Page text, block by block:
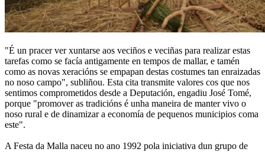
"É un pracer ver xuntarse aos veciños e veciñas para realizar estas
tarefas como se facía antigamente en tempos de mallar, e tamén
como as novas xeracións se empapan destas costumes tan enraizadas
no noso campo", subliñou. Esta cita transmite valores cos que nos
sentimos comprometidos desde a Deputación, engadiu José Tomé,
porque "promover as tradicións é unha maneira de manter vivo o
noso rural e de dinamizar a economía de pequenos municipios coma
este".
A Festa da Malla naceu no ano 1992 pola iniciativa dun grupo de